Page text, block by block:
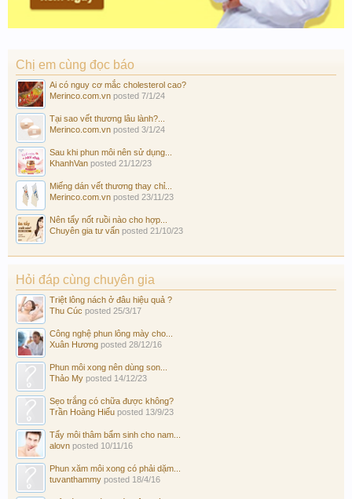
Chị em cùng đọc báo
Ai có nguy cơ mắc cholesterol cao?
Merinco.com.vn posted 7/1/24
Tại sao vết thương lâu lành?...
Merinco.com.vn posted 3/1/24
Sau khi phun môi nên sử dụng...
KhanhVan posted 21/12/23
Miếng dán vết thương thay chỉ...
Merinco.com.vn posted 23/11/23
Nên tẩy nốt ruồi nào cho hợp...
Chuyên gia tư vấn posted 21/10/23
Hỏi đáp cùng chuyên gia
Triệt lông nách ở đâu hiệu quả ?
Thu Cúc posted 25/3/17
Công nghệ phun lông mày cho...
Xuân Hương posted 28/12/16
Phun môi xong nên dùng son...
Thảo My posted 14/12/23
Sẹo trắng có chữa được không?
Trần Hoàng Hiếu posted 13/9/23
Tẩy môi thâm bẩm sinh cho nam...
alovn posted 10/11/16
Phun xăm môi xong có phải dặm...
tuvanthammy posted 18/4/16